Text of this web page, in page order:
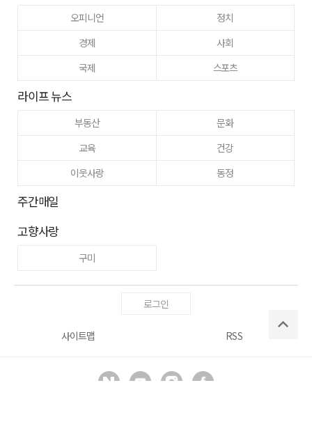
오피니언
정치
경제
사회
국제
스포츠
라이프 뉴스
부동산
문화
교육
건강
이웃사랑
동정
주간매일
고향사랑
구미
로그인
사이트맵 RSS